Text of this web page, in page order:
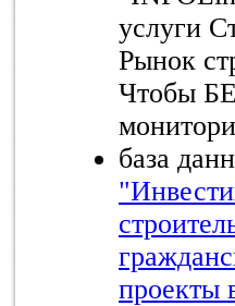
услуги
Рынок
Чтобы
база
проекты